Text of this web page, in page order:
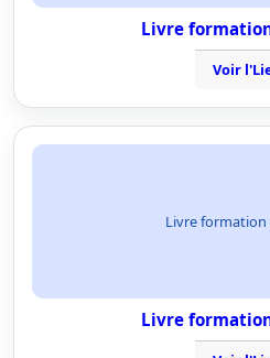
Livre
Voir
Livre formation
Livre